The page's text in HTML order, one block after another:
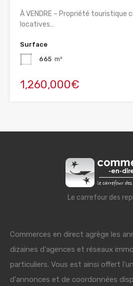
À VENDRE – Propriété touristique
locatives…
Surface
665 m²
1,260,000€
Le carrefour des
Commerces en direct agrège les
dizaines d'agences et réseaux
particuliers. Vous est ainsi offert
d'annonces et de coordonnées